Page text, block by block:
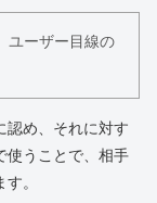
ユーザー目線の
認め、それに対す
使うことで、相手
。